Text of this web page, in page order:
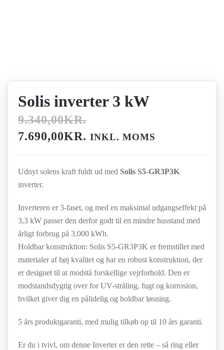
Solis inverter 3 kW
9.340,00KR.
DEN
OPRINDELIGE
PRIS
VAR:
9.340,00KR..
7.690,00KR. DEN
AKTUELLE
PRIS
7.690,00KR..
INKL. MOMS
Udnyt solens kraft fuldt ud med Solis S5-GR3P3K
inverter.
Inverteren er 3-faset, og med en maksimal udgangseffekt på
3,3 kW passer den derfor godt til en mindre husstand med
årligt forbrug på 3.000 kWh.
Holdbar konstruktion: Solis S5-GR3P3K er fremstillet med
materialer af høj kvalitet og har en robust konstruktion, der
er designet til at modstå forskellige vejrforhold. Den er
modstandsdygtig over for UV-stråling, fugt og korrosion,
hvilket giver dig en pålidelig og holdbar løsning.
5 års produktgaranti, med mulig tilkøb op til 10 års garanti.
Er du i tvivl, om denne Inverter er den rette – så ring eller